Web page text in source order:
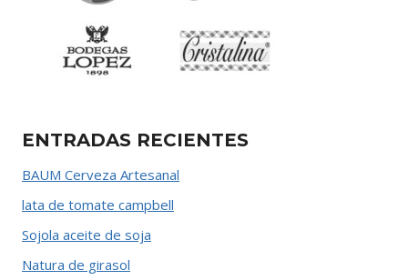
ENTRADAS RECIENTES
BAUM Cerveza Artesanal
lata de tomate campbell
Sojola aceite de soja
Natura de girasol